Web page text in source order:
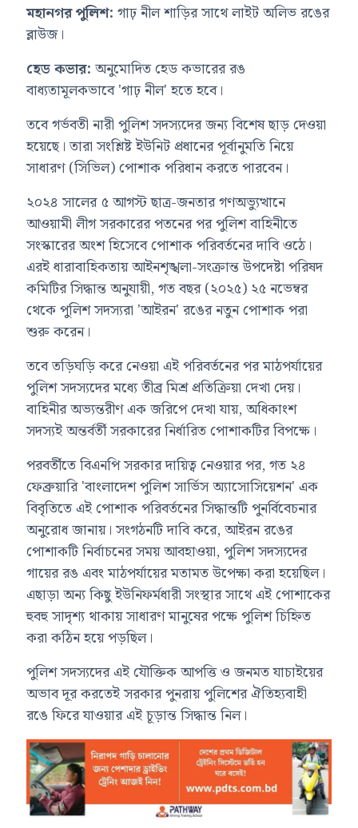
মহানগর পুলিশ: গাঢ় নীল শাড়ির সাথে লাইট অলিভ রঙের
ব্লাউজ।
হেড কভার: অনুমোদিত হেড কভারের রঙ
বাধ্যতামূলকভাবে 'গাঢ় নীল' হতে হবে।
তবে গর্ভবতী নারী পুলিশ সদস্যদের জন্য বিশেষ ছাড় দেওয়া
হয়েছে। তারা সংশ্লিষ্ট ইউনিট প্রধানের পূর্বানুমতি নিয়ে
সাধারণ (সিভিল) পোশাক পরিধান করতে পারবেন।
২০২৪ সালের ৫ আগস্ট ছাত্র-জনতার গণঅভ্যুত্থানে
আওয়ামী লীগ সরকারের পতনের পর পুলিশ বাহিনীতে
সংস্কারের অংশ হিসেবে পোশাক পরিবর্তনের দাবি ওঠে।
এরই ধারাবাহিকতায় আইনশৃঙ্খলা-সংক্রান্ত উপদেষ্টা পরিষদ
কমিটির সিদ্ধান্ত অনুযায়ী, গত বছর (২০২৫) ২৫ নভেম্বর
থেকে পুলিশ সদস্যরা 'আইরন' রঙের নতুন পোশাক পরা
শুরু করেন।
তবে তড়িঘড়ি করে নেওয়া এই পরিবর্তনের পর মাঠপর্যায়ের
পুলিশ সদস্যদের মধ্যে তীব্র মিশ্র প্রতিক্রিয়া দেখা দেয়।
বাহিনীর অভ্যন্তরীণ এক জরিপে দেখা যায়, অধিকাংশ
সদস্যই অন্তর্বর্তী সরকারের নির্ধারিত পোশাকটির বিপক্ষে।
পরবর্তীতে বিএনপি সরকার দায়িত্ব নেওয়ার পর, গত ২৪
ফেব্রুয়ারি 'বাংলাদেশ পুলিশ সার্ভিস অ্যাসোসিয়েশন' এক
বিবৃতিতে এই পোশাক পরিবর্তনের সিদ্ধান্তটি পুনর্বিবেচনার
অনুরোধ জানায়। সংগঠনটি দাবি করে, আইরন রঙের
পোশাকটি নির্বাচনের সময় আবহাওয়া, পুলিশ সদস্যদের
গায়ের রঙ এবং মাঠপর্যায়ের মতামত উপেক্ষা করা হয়েছিল।
এছাড়া অন্য কিছু ইউনিফর্মধারী সংস্থার সাথে এই পোশাকের
হুবহু সাদৃশ্য থাকায় সাধারণ মানুষের পক্ষে পুলিশ চিহ্নিত
করা কঠিন হয়ে পড়ছিল।
পুলিশ সদস্যদের এই যৌক্তিক আপত্তি ও জনমত যাচাইয়ের
অভাব দূর করতেই সরকার পুনরায় পুলিশের ঐতিহ্যবাহী
রঙে ফিরে যাওয়ার এই চূড়ান্ত সিদ্ধান্ত নিল।